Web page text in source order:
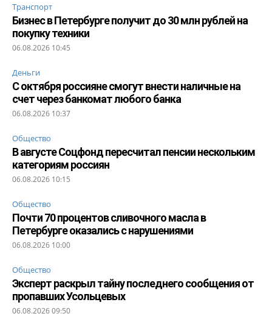
Транспорт
Бизнес в Петербурге получит до 30 млн рублей на
покупку техники
06.08.2026 10:45
Деньги
С октября россияне смогут внести наличные на
счет через банкомат любого банка
06.08.2026 10:37
Общество
В августе Соцфонд пересчитал пенсии нескольким
категориям россиян
06.08.2026 10:15
Общество
Почти 70 процентов сливочного масла в
Петербурге оказались с нарушениями
06.08.2026 10:00
Общество
Эксперт раскрыл тайну последнего сообщения от
пропавших Усольцевых
06.08.2026 09:50